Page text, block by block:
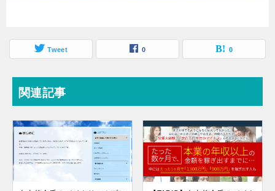
Tweet 0 0
関連記事